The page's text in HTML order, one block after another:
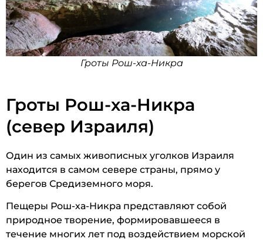
Гроты Рош-ха-Никра
Гроты Рош-ха-Никра
(север Израиля)
Один из самых живописных уголков Израиля
находится в самом севере страны, прямо у
берегов Средиземного моря.
Пещеры Рош-ха-Никра представляют собой
природное творение, формировавшееся в
течение многих лет под воздействием морской